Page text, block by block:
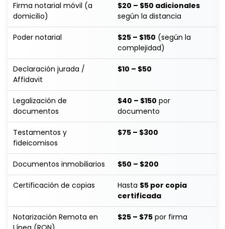
Firma notarial móvil (a
domicilio)
$20 – $50 adicionales
según la distancia
Poder notarial $25 – $150 (según la
complejidad)
Declaración jurada /
Affidavit
$10 – $50
Legalización de
documentos
$40 – $150 por
documento
Testamentos y
fideicomisos
$75 – $300
Documentos inmobiliarios $50 – $200
Certificación de copias Hasta $5 por copia
certificada
Notarización Remota en
$25 – $75 por firma